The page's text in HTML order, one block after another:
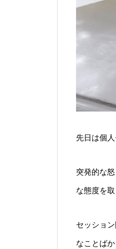
先日は個
突発的な
な態度を
セッショ
なことば